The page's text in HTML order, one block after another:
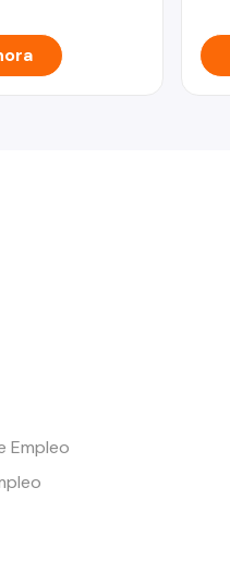
Empleo